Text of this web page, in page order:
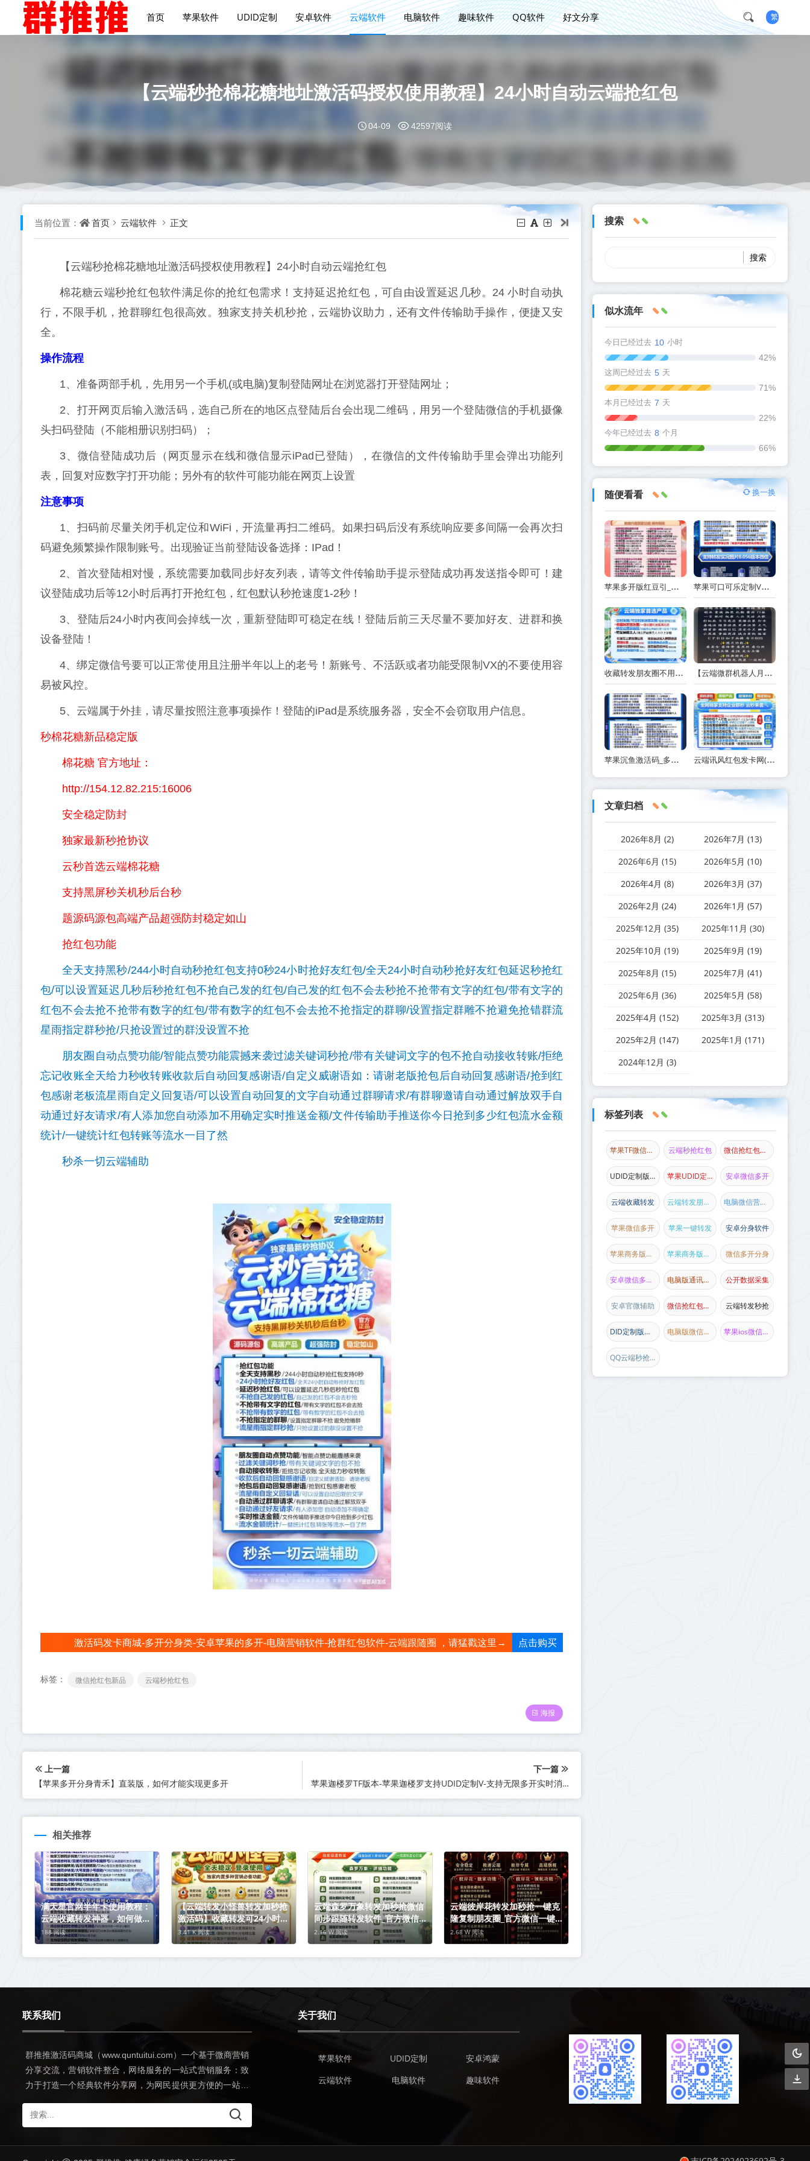
首页 苹果软件 UDID定制 安卓软件 云端软件 电脑软件 趣味软件 QQ软件 好文分享 繁
【云端秒抢棉花糖地址激活码授权使用教程】24小时自动云端抢红包
04-09 42597阅读
当前位置： 首页 云端软件 正文
【云端秒抢棉花糖地址激活码授权使用教程】24小时自动云端抢红包
棉花糖云端秒抢红包软件满足你的抢红包需求！支持延迟抢红包，可自由设置延迟几秒。24 小时自动执
行，不限手机，抢群聊红包很高效。独家支持关机秒抢，云端协议助力，还有文件传输助手操作，便捷又安
全。
操作流程
1、准备两部手机，先用另一个手机(或电脑)复制登陆网址在浏览器打开登陆网址；
2、打开网页后输入激活码，选自己所在的地区点登陆后台会出现二维码，用另一个登陆微信的手机摄像
头扫码登陆（不能相册识别扫码）；
3、微信登陆成功后（网页显示在线和微信显示iPad已登陆），在微信的文件传输助手里会弹出功能列
表，回复对应数字打开功能；另外有的软件可能功能在网页上设置
注意事项
1、扫码前尽量关闭手机定位和WiFi，开流量再扫二维码。如果扫码后没有系统响应要多间隔一会再次扫
码避免频繁操作限制账号。出现验证当前登陆设备选择：IPad！
2、首次登陆相对慢，系统需要加载同步好友列表，请等文件传输助手提示登陆成功再发送指令即可！建
议登陆成功后等12小时后再打开抢红包，红包默认秒抢速度1-2秒！
3、登陆后24小时内夜间会掉线一次，重新登陆即可稳定在线！登陆后前三天尽量不要加好友、进群和换
设备登陆！
4、绑定微信号要可以正常使用且注册半年以上的老号！新账号、不活跃或者功能受限制VX的不要使用容
易被风控。
5、云端属于外挂，请尽量按照注意事项操作！登陆的iPad是系统服务器，安全不会窃取用户信息。
秒棉花糖新品稳定版
棉花糖 官方地址：
http://154.12.82.215:16006
安全稳定防封
独家最新秒抢协议
云秒首选云端棉花糖
支持黑屏秒关机秒后台秒
题源码源包高端产品超强防封稳定如山
抢红包功能
全天支持黑秒/244小时自动秒抢红包支持0秒24小时抢好友红包/全天24小时自动秒抢好友红包延迟秒抢红
包/可以设置延迟几秒后秒抢红包不抢自己发的红包/自己发的红包不会去秒抢不抢带有文字的红包/带有文字的
红包不会去抢不抢带有数字的红包/带有数字的红包不会去抢不抢指定的群聊/设置指定群雕不抢避免抢错群流
星雨指定群秒抢/只抢设置过的群没设置不抢
朋友圈自动点赞功能/智能点赞功能震撼来袭过滤关键词秒抢/带有关键词文字的包不抢自动接收转账/拒绝
忘记收账全天给力秒收转账收款后自动回复感谢语/自定义威谢语如：请谢老版抢包后自动回复感谢语/抢到红
包感谢老板流星雨自定义回复语/可以设置自动回复的文字自动通过群聊请求/有群聊邀请自动通过解放双手自
动通过好友请求/有人添加您自动添加不用确定实时推送金额/文件传输助手推送你今日抢到多少红包流水金额
统计/一键统计红包转账等流水一目了然
秒杀一切云端辅助
激活码发卡商城-多开分身类-安卓苹果的多开-电脑营销软件-抢群红包软件-云端跟随圈 ，请猛戳这里→ 点击购买
标签： 微信抢红包新品 云端秒抢红包
海报
上一篇
【苹果多开分身青禾】直装版，如何才能实现更多开
下一篇
苹果迦楼罗TF版本-苹果迦楼罗支持UDID定制V-支持无限多开实时消息
相关推荐
满天星官网半年卡使用教程：
云端收藏转发神器，如何做到
不封号
188 阅读
【云端转发小怪兽转发加秒抢
激活码】收藏转发可24小时自
动收款《云端转发小怪兽转发
加秒抢转发语音》
3.41 K 阅读
云端森罗万象转发加秒抢微信
同步跟随转发软件_官方微信一
键转发
2.16 W 阅读
云端彼岸花转发加秒抢一键克
隆复制朋友圈_官方微信一键转
发
2.68 W 阅读
搜索
似水流年
今日已经过去 10 小时
42%
这周已经过去 5 天
71%
本月已经过去 7 天
22%
今年已经过去 8 个月
66%
随便看看 换一换
苹果多开版红豆引_苹果26系统兼容性极好-激活码商城版本震撼来袭 苹果可口可乐定制V证书掉签致微信分身闪退？聊天记录会消失吗？手把手教你避坑指南
收藏转发朋友圈不用愁，幕晚云云端软件官微操作一键登录 【云端微群机器人月光群聊机器人】正版激活码授权月卡季卡年卡
苹果沉鱼激活码_多开分身微信软件如何使用_苹果沉鱼功能有哪些 云端讯风红包发卡网(云端抢红包卡密购买 )
文章归档
2026年8月 (2)
2026年7月 (13)
2026年6月 (15)
2026年5月 (10)
2026年4月 (8)
2026年3月 (37)
2026年2月 (24)
2026年1月 (57)
2025年12月 (35)
2025年11月 (30)
2025年10月 (19)
2025年9月 (19)
2025年8月 (15)
2025年7月 (41)
2025年6月 (36)
2025年5月 (58)
2025年4月 (152)
2025年3月 (313)
2025年2月 (147)
2025年1月 (171)
2024年12月 (3)
标签列表
苹果TF微信多开 云端秒抢红包 微信抢红包新品
UDID定制版微信 苹果UDID定制 安卓微信多开
云端收藏转发 云端转发朋友圈 电脑微信营销软件
苹果微信多开 苹果一键转发 安卓分身软件
苹果商务版微信 苹果商务版多开 微信多开分身
安卓微信多开分身 电脑版通讯录协议 公开数据采集
安卓官微辅助 微信抢红包软件 云端转发秒抢
DID定制版微信 电脑版微信加人 苹果ios微信主题
QQ云端秒抢红包
联系我们
群推推激活码商城（www.quntuitui.com）一个基于微商营销
分享交流，营销软件整合，网络服务的一站式营销服务：致
力于打造一个经典软件分享网，为网民提供更方便的一站式
关于我们
苹果软件 UDID定制
安卓鸿蒙
云端软件
电脑软件 趣味软件